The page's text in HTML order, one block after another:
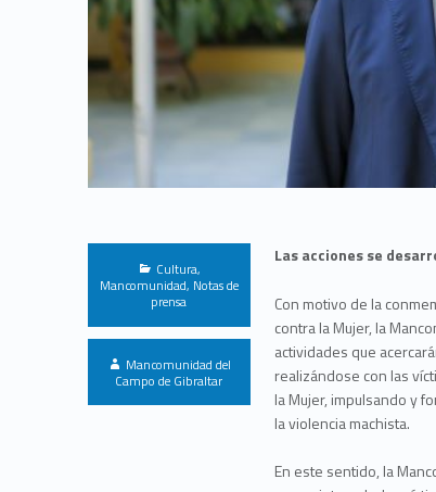
Las acciones se
Con motivo de la
contra la Mujer, la
actividades que
realizándose con las
la Mujer, impulsando y
la violencia machista.
En este sentido, la
Categorized in:
Cultura,
Mancomunidad, Notas de
prensa
Written by:
Mancomunidad del
Campo de Gibraltar